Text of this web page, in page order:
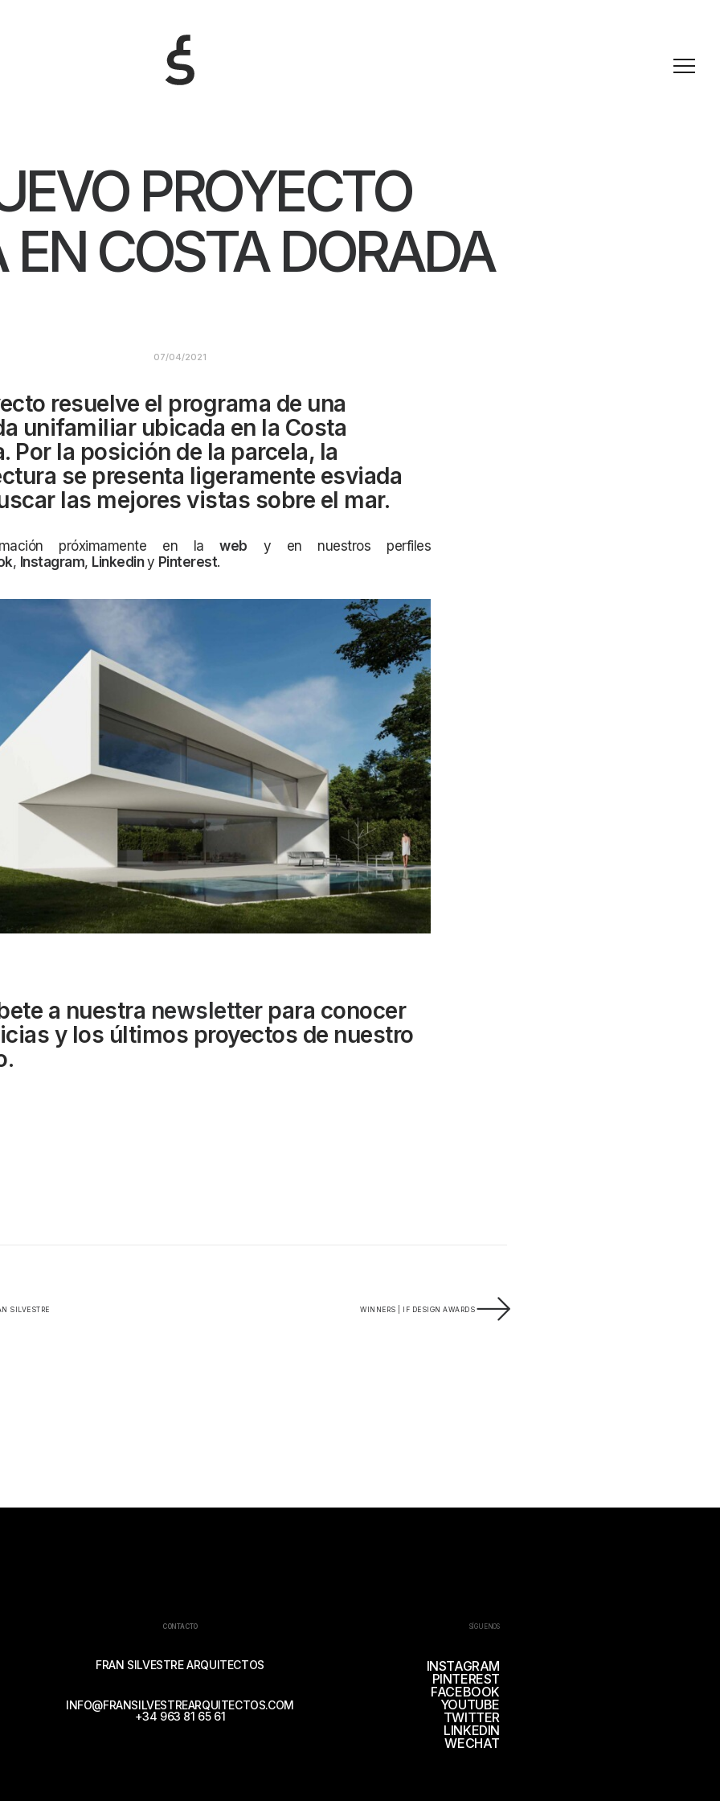
PROYECTO
EN COSTA DORADA
07/04/2021
resuelve el programa de una
unifamiliar ubicada en la Costa
Por la posición de la parcela, la
se presenta ligeramente esviada
las mejores vistas sobre el mar.
próximamente en laweb y en nuestros perfiles
, Instagram, Linkedin y Pinterest.
a nuestra newsletterpara conocer
y los últimos proyectos de nuestro
SILVESTRE WINNERS | IF DESIGN AWARDS
CONTACTO
FRAN SILVESTRE ARQUITECTOS
INFO@FRANSILVESTREARQUITECTOS.COM
+34 963 81 65 61
SÍGUENOS
INSTAGRAM
PINTEREST
FACEBOOK
YOUTUBE
TWITTER
LINKEDIN
WECHAT